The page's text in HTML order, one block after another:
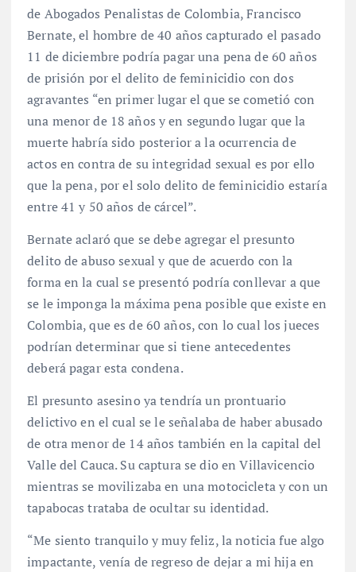
de Abogados Penalistas de Colombia, Francisco
Bernate, el hombre de 40 años capturado el pasado
11 de diciembre podría pagar una pena de 60 años
de prisión por el delito de feminicidio con dos
agravantes “en primer lugar el que se cometió con
una menor de 18 años y en segundo lugar que la
muerte habría sido posterior a la ocurrencia de
actos en contra de su integridad sexual es por ello
que la pena, por el solo delito de feminicidio estaría
entre 41 y 50 años de cárcel”.
Bernate aclaró que se debe agregar el presunto
delito de abuso sexual y que de acuerdo con la
forma en la cual se presentó podría conllevar a que
se le imponga la máxima pena posible que existe en
Colombia, que es de 60 años, con lo cual los jueces
podrían determinar que si tiene antecedentes
deberá pagar esta condena.
El presunto asesino ya tendría un prontuario
delictivo en el cual se le señalaba de haber abusado
de otra menor de 14 años también en la capital del
Valle del Cauca. Su captura se dio en Villavicencio
mientras se movilizaba en una motocicleta y con un
tapabocas trataba de ocultar su identidad.
“Me siento tranquilo y muy feliz, la noticia fue algo
impactante, venía de regreso de dejar a mi hija en